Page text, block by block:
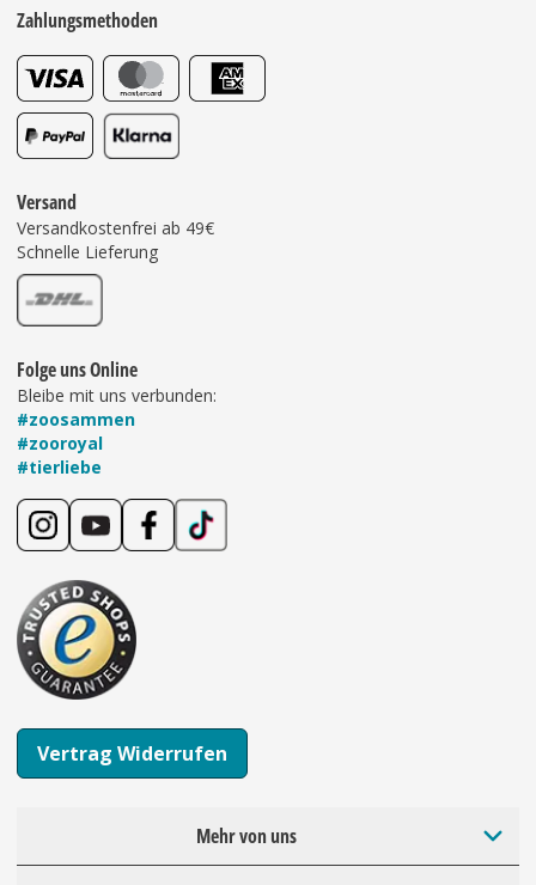
Zahlungsmethoden
Versand
Versandkostenfrei ab 49€
Schnelle Lieferung
Folge uns Online
Bleibe mit uns verbunden:
#zoosammen
#zooroyal
#tierliebe
Vertrag Widerrufen
Mehr von uns